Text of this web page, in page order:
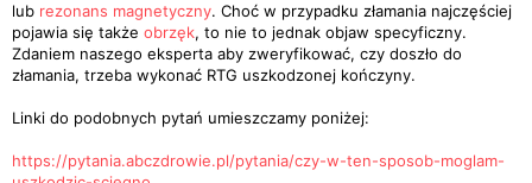
lub rezonans magnetyczny. Choć w przypadku złamania najczęściej
pojawia się także obrzęk, to nie to jednak objaw specyficzny.
Zdaniem naszego eksperta aby zweryfikować, czy doszło do
złamania, trzeba wykonać RTG uszkodzonej kończyny.
Linki do podobnych pytań umieszczamy poniżej:
https://pytania.abczdrowie.pl/pytania/czy-w-ten-sposob-moglam-